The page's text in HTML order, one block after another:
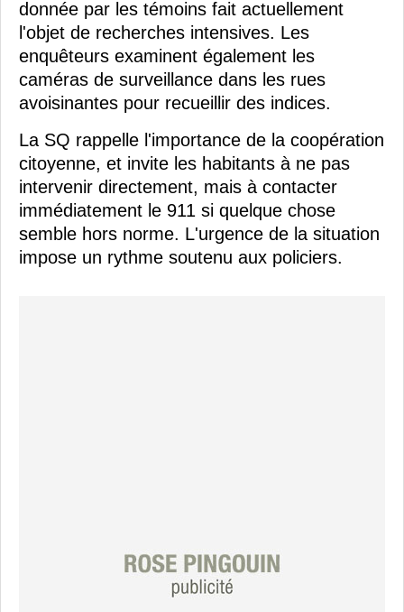
donnée par les témoins fait actuellement
l'objet de recherches intensives. Les
enquêteurs examinent également les
caméras de surveillance dans les rues
avoisinantes pour recueillir des indices.
La SQ rappelle l'importance de la coopération
citoyenne, et invite les habitants à ne pas
intervenir directement, mais à contacter
immédiatement le 911 si quelque chose
semble hors norme. L'urgence de la situation
impose un rythme soutenu aux policiers.